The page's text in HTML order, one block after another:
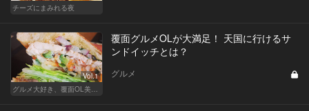
チーズにまみれる夜
Vol.1
覆面グルメOLが大満足！ 天国に行けるサ
ンドイッチとは？
グルメ